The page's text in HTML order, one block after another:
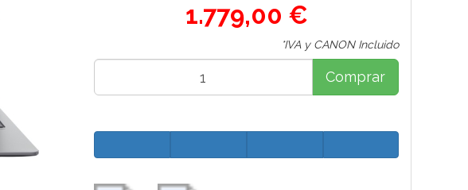
1.779,00 €
*IVA y CANON Incluido
Comprar